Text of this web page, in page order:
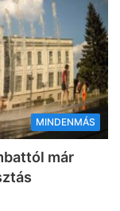
MINDENMÁS
már